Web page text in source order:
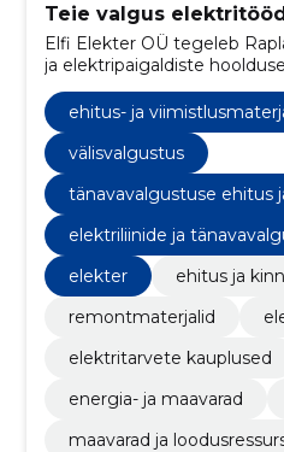
Teie valgus
Elfi Elekter OÜ tegeleb
ja elektripaigaldiste
lahendustele ja
ehitus- ja
välisvalgustus
tänavavalgustuse ehitus
elektriliinide ja
elekter
ehitus ja
remontmaterjalid
elektritarvete kauplused
energia- ja maavarad
maavarad ja